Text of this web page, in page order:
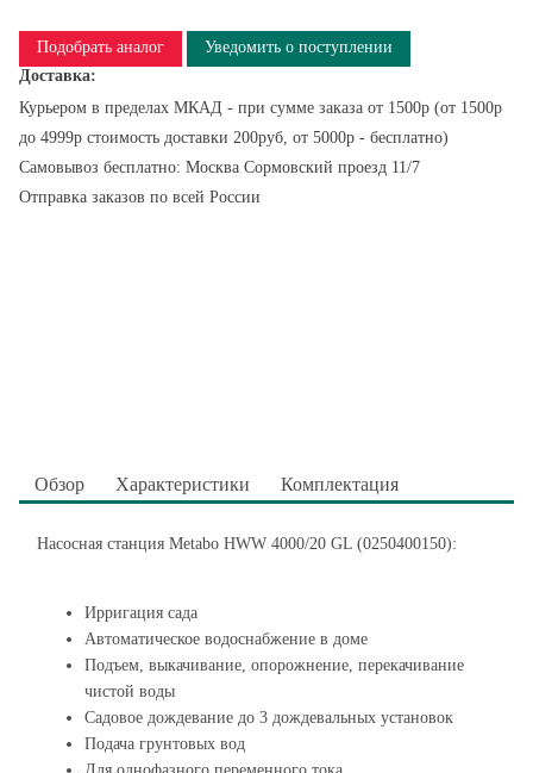
Подобрать аналог
Уведомить о поступлении
Доставка:
Курьером в пределах МКАД - при сумме заказа от 1500р (от 1500р
до 4999р стоимость доставки 200руб, от 5000р - бесплатно)
Самовывоз бесплатно: Москва Сормовский проезд 11/7
Отправка заказов по всей России
Обзор Характеристики Комплектация
Насосная станция Metabo HWW 4000/20 GL (0250400150):
Ирригация сада
Автоматическое водоснабжение в доме
Подъем, выкачивание, опорожнение, перекачивание
чистой воды
Садовое дождевание до 3 дождевальных установок
Подача грунтовых вод